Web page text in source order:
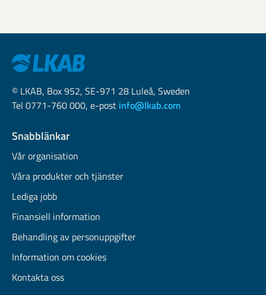
© LKAB, Box 952, SE-971 28 Luleå, Sweden
Tel 0771-760 000, e-post info@lkab.com
Snabblänkar
Vår organisation
Våra produkter och tjänster
Lediga jobb
Finansiell information
Behandling av personuppgifter
Information om cookies
Kontakta oss